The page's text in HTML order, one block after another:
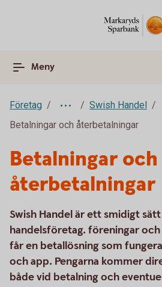
Meny
Företag
Swish Handel
Betalningar och återbetalningar
Betalningar och
återbetalningar
Swish Handel är ett smidigt
handelsföretag. föreningar
får en betallösning som
och app. Pengarna kommer
både vid betalning och